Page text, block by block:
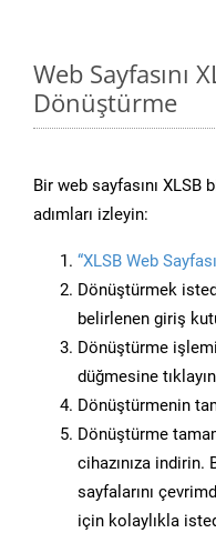
Web Sayfasını
Dönüştürme
Bir web sayfasını
adımları izleyin:
“XLSB Web
Dönüştürmek
belirlenen giriş
Dönüştürme
düğmesine
Dönüştürmenin
Dönüştürme
cihazınıza indirin.
sayfalarını
için kolaylıkla